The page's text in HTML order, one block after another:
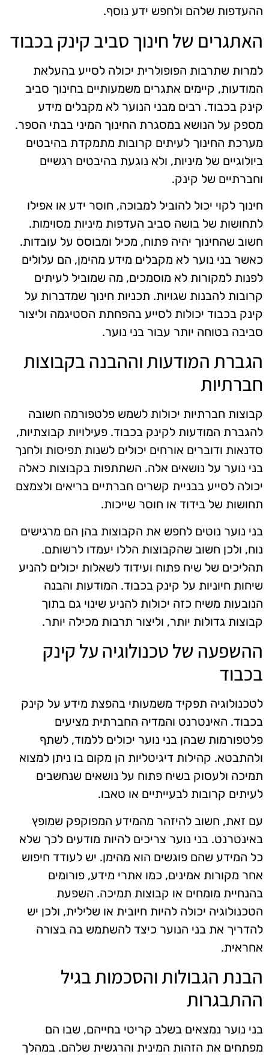
ההעדפות שלהם ולחפש ידע נוסף.
האתגרים של חינוך סביב קינק בכבוד
למרות שתרבות הפופולרית יכולה לסייע בהעלאת
המודעות, קיימים אתגרים משמעותיים בחינוך סביב
קינק בכבוד. רבים מבני הנוער לא מקבלים מידע
מספק על הנושא במסגרת החינוך המיני בבתי הספר.
מערכת החינוך לעיתים קרובות מתמקדת בהיבטים
ביולוגיים של מיניות, ולא נוגעת בהיבטים רגשיים
וחברתיים של קינק.
חינוך לקוי יכול להוביל למבוכה, חוסר ידע או אפילו
לתחושות של בושה סביב העדפות מיניות מסוימות.
חשוב שהחינוך יהיה פתוח, מכיל ומבוסס על עובדות.
כאשר בני נוער לא מקבלים מידע מהימן, הם עלולים
לפנות למקורות לא מוסמכים, מה שמוביל לעיתים
קרובות להבנות שגויות. תכניות חינוך שמדברות על
קינק בכבוד יכולות לסייע בהפחתת הסטיגמה וליצור
סביבה בטוחה יותר עבור בני נוער.
הגברת המודעות וההבנה בקבוצות
חברתיות
קבוצות חברתיות יכולות לשמש פלטפורמה חשובה
להגברת המודעות לקינק בכבוד. פעילויות קבוצתיות,
סדנאות ודוברים אורחים יכולים לשנות תפיסות ולחנך
בני נוער על נושאים אלה. השתתפות בקבוצות כאלה
יכולה לסייע בבניית קשרים חברתיים בריאים ולצמצם
תחושות של בידוד או חוסר שייכות.
בני נוער נוטים לחפש את הקבוצות בהן הם מרגישים
נוח, ולכן חשוב שהקבוצות הללו יעמדו לרשותם.
תהליכים של שיח פתוח ועידוד לשאלות יכולים להניע
שיחות חיוניות על קינק בכבוד. המודעות והבנה
הנובעות משיח כזה יכולות להניע שינוי גם בתוך
קבוצות גדולות יותר, וליצור תרבות מכילה יותר.
ההשפעה של טכנולוגיה על קינק
בכבוד
לטכנולוגיה תפקיד משמעותי בהפצת מידע על קינק
בכבוד. האינטרנט והמדיה החברתית מציעים
פלטפורמות שבהן בני נוער יכולים ללמוד, לשתף
ולהתבטא. קהילות דיגיטליות הן מקום בו ניתן למצוא
תמיכה ולעסוק בשיח פתוח על נושאים שנחשבים
לעיתים קרובות לבעייתיים או טאבו.
עם זאת, חשוב להיזהר מהמידע המפוקפק שמופץ
באינטרנט. בני נוער צריכים להיות מודעים לכך שלא
כל המידע שהם פוגשים הוא מהימן. יש לעודד חיפוש
אחר מקורות אמינים, כמו אתרי מידע, פורומים
בהנחיית מומחים או קבוצות תמיכה. השפעת
הטכנולוגיה יכולה להיות חיובית או שלילית, ולכן יש
להדריך את בני הנוער כיצד להשתמש בה בצורה
אחראית.
הבנת הגבולות והסכמות בגיל
ההתבגרות
בני נוער נמצאים בשלב קריטי בחייהם, שבו הם
מפתחים את הזהות המינית והרגשית שלהם. במהלך